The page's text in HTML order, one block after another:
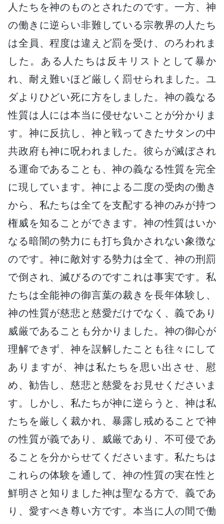
人たちを神のものとされたのです。一方、神
の働きに逆らい非難している宗教界の人たち
は全員、程度は違えど罰を受け、のろわれま
した。ある人たちは反キリストとして暴か
れ、耐え難いほど厳しく罰せられました。ユ
ダよりひどい死に方をしました。神の義なる
性質は人には本当に侵せないことが分かりま
す。神に反抗し、神と戦ってきたサタンの中
共政府も神に呪われました。彼らが滅ぼされ
る運命であることも、神の義なる性質を完全
に現しています。神による二度の受肉の働き
から、私たちは全てを支配する神のみが持つ
権威を知ることができます。神の性質はいか
なる暗闇の勢力にも打ち負かされない象徴な
のです。神に敵対する勢力は全て、神の刑罰
で倒され、滅びるのですこれは事実です。私
たちは全能神の御言葉の裁きを長年体験し、
神の性質が慈悲と慈愛だけでなく、義であり
威厳であることも分かりました。神の御心が
理解できず、神を誤解したことも往々にして
ありますが、神は私たちを思い出させ、慰
め、勧告し、慈悲と慈愛をお見せくださいま
す。しかし、私たちが神に逆らうと、神は私
たちを厳しく裁かれ、暴露し戒めることで神
の性質が義であり、威厳であり、不可侵であ
ることを分からせてくださいます。私たちは
これらの体験を通して、神の性質の実在性と
鮮明さと知りました神は聖なる方で、義であ
り、愛すべき尊い方です。本当に人の間で働